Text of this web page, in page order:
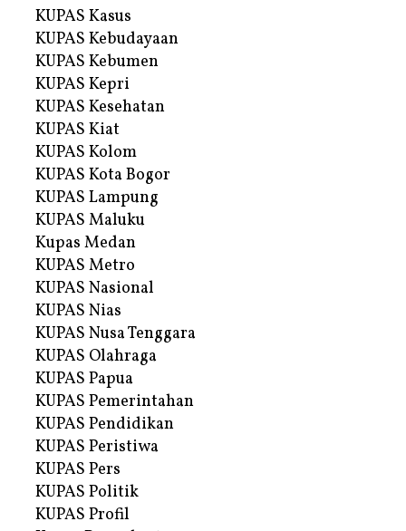
KUPAS Kasus
KUPAS Kebudayaan
KUPAS Kebumen
KUPAS Kepri
KUPAS Kesehatan
KUPAS Kiat
KUPAS Kolom
KUPAS Kota Bogor
KUPAS Lampung
KUPAS Maluku
Kupas Medan
KUPAS Metro
KUPAS Nasional
KUPAS Nias
KUPAS Nusa Tenggara
KUPAS Olahraga
KUPAS Papua
KUPAS Pemerintahan
KUPAS Pendidikan
KUPAS Peristiwa
KUPAS Pers
KUPAS Politik
KUPAS Profil